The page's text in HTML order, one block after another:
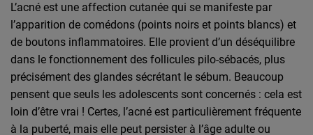
L’acné est une affection cutanée qui se manifeste par
l’apparition de comédons (points noirs et points blancs) et
de boutons inflammatoires. Elle provient d’un déséquilibre
dans le fonctionnement des follicules pilo-sébacés, plus
précisément des glandes sécrétant le sébum. Beaucoup
pensent que seuls les adolescents sont concernés : cela est
loin d’être vrai ! Certes, l’acné est particulièrement fréquente
à la puberté, mais elle peut persister à l’âge adulte ou